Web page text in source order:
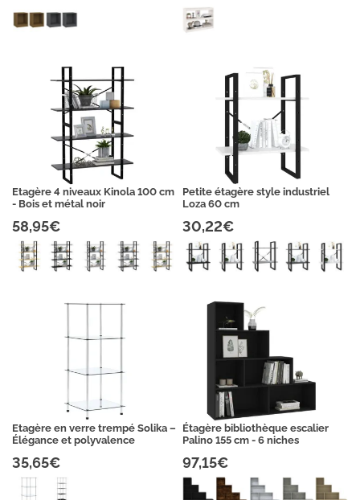
Etagère 4 niveaux Kinola 100 cm
- Bois et métal noir
58,95€
Petite étagère style industriel
Loza 60 cm
30,22€
Etagère en verre trempé Solika –
Élégance et polyvalence
35,65€
Étagère bibliothèque escalier
Palino 155 cm - 6 niches
97,15€